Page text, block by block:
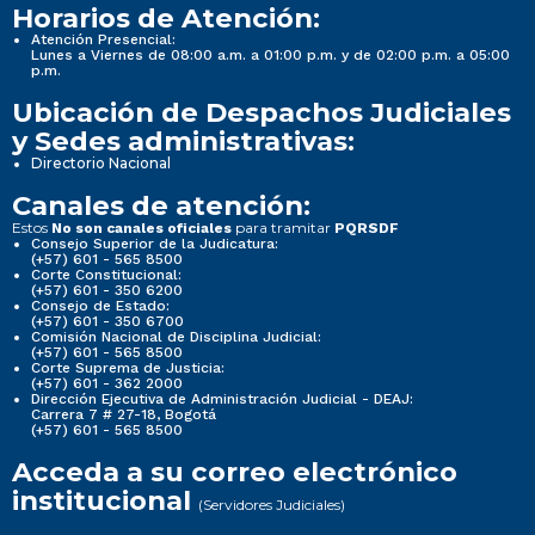
Horarios de Atención:
Atención Presencial:
Lunes a Viernes de 08:00 a.m. a 01:00 p.m. y de 02:00 p.m. a 05:00
p.m.
Ubicación de Despachos Judiciales
y Sedes administrativas:
Directorio Nacional
Canales de atención:
Estos No son canales oficiales para tramitar PQRSDF
Consejo Superior de la Judicatura:
(+57) 601 - 565 8500
Corte Constitucional:
(+57) 601 - 350 6200
Consejo de Estado:
(+57) 601 - 350 6700
Comisión Nacional de Disciplina Judicial:
(+57) 601 - 565 8500
Corte Suprema de Justicia:
(+57) 601 - 362 2000
Dirección Ejecutiva de Administración Judicial - DEAJ:
Carrera 7 # 27-18, Bogotá
(+57) 601 - 565 8500
Acceda a su correo electrónico
institucional (Servidores Judiciales)